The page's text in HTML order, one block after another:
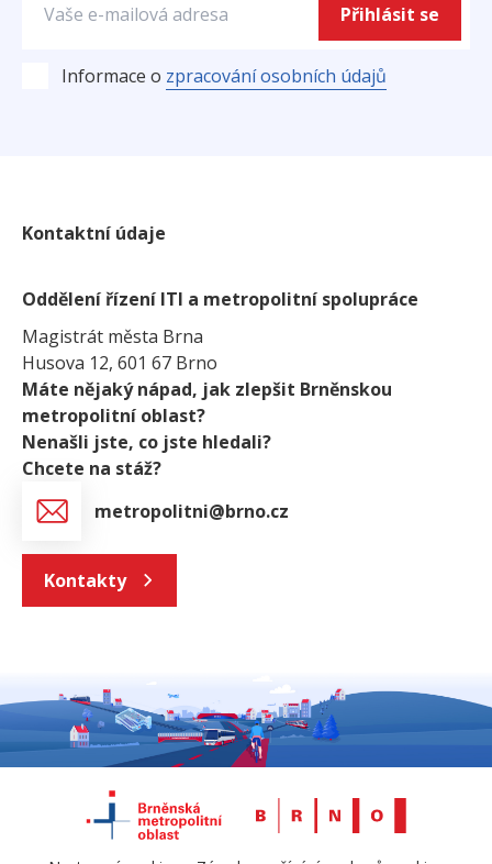
Přihlásit se
Informace o zpracování osobních údajů
Kontaktní údaje
Oddělení řízení ITI a metropolitní spolupráce
Magistrát města Brna
Husova 12, 601 67 Brno
Máte nějaký nápad, jak zlepšit Brněnskou
metropolitní oblast?
Nenašli jste, co jste hledali?
Chcete na stáž?
metropolitni@brno.cz
Kontakty